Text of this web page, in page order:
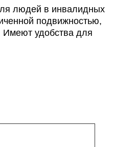
людей в инвалидных
подвижностью,
удобства для